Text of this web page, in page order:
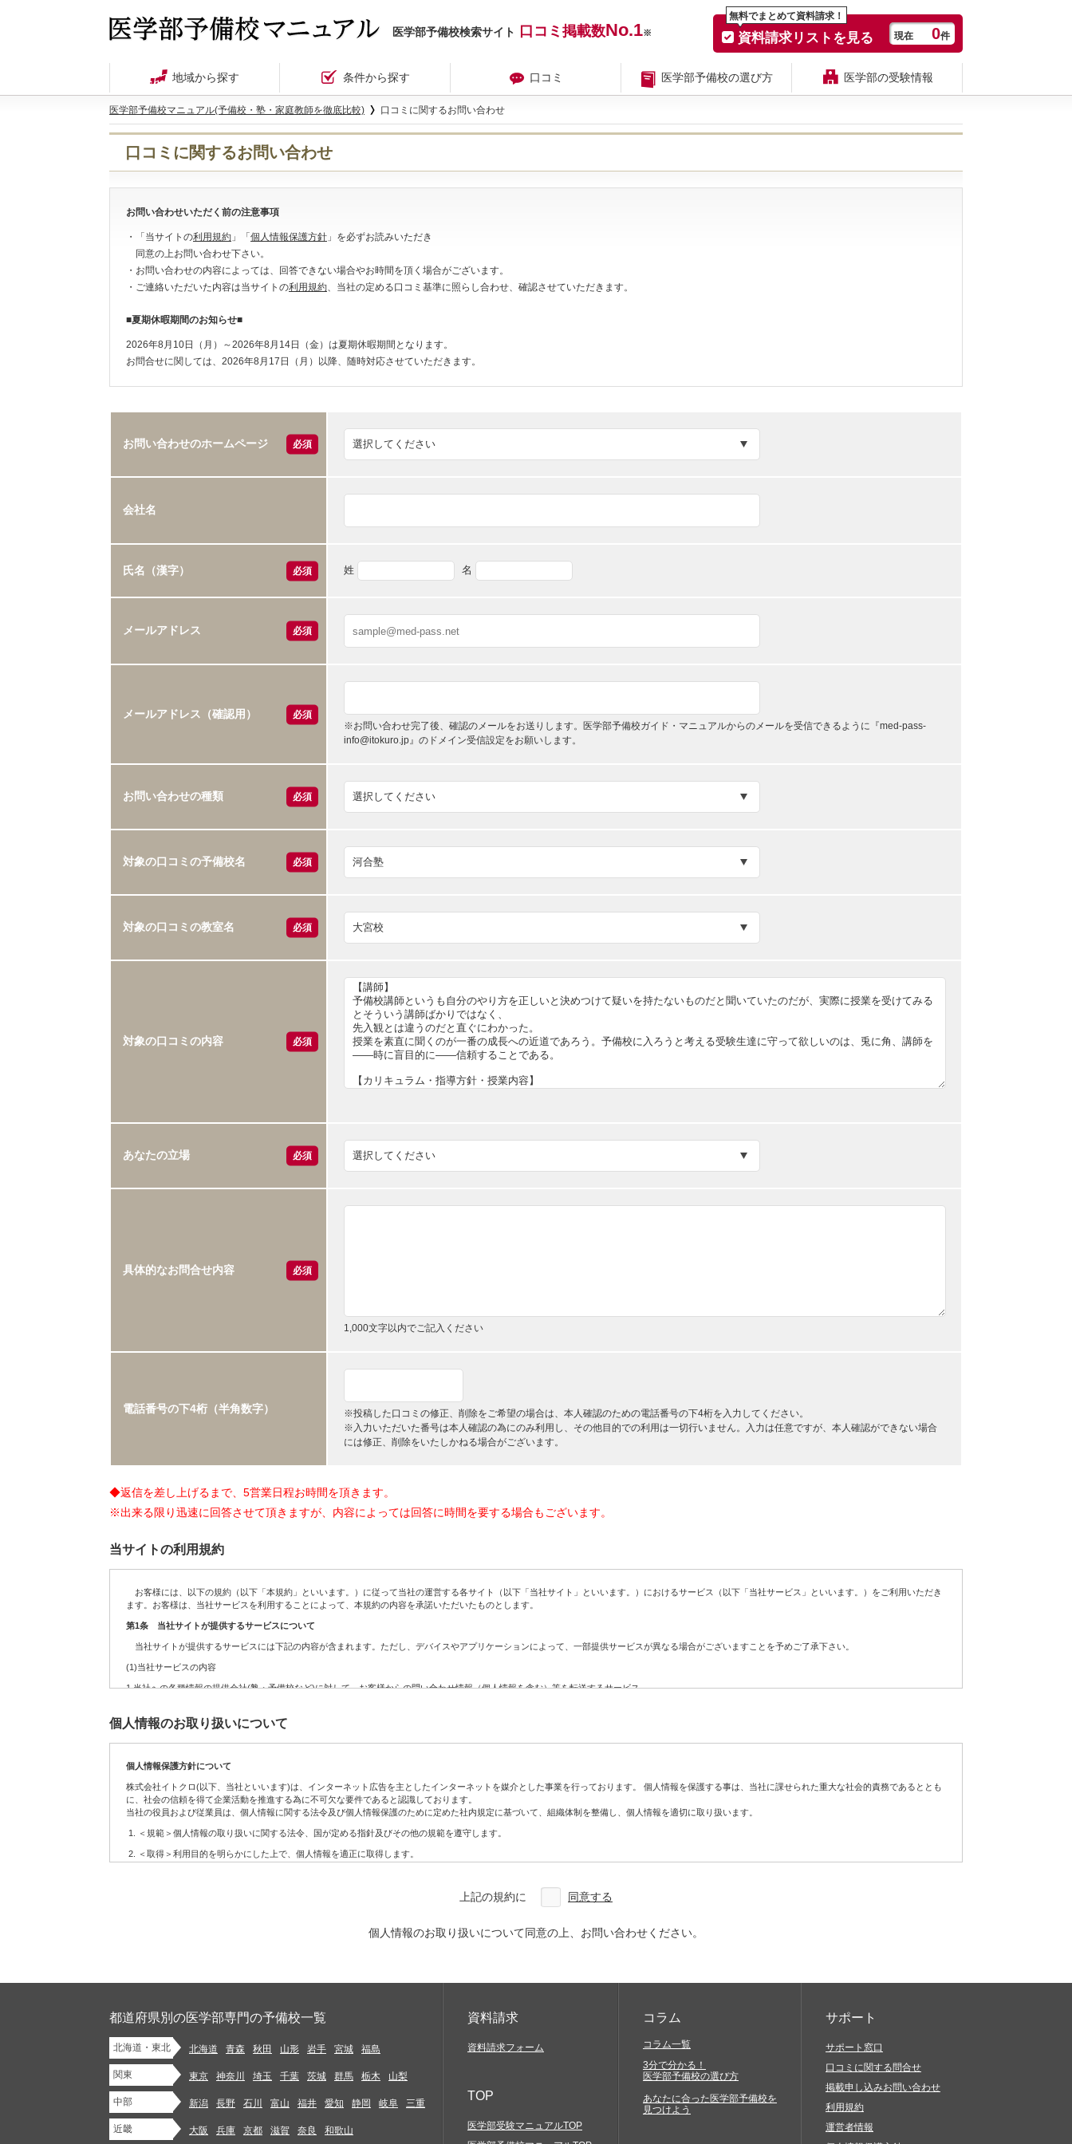
医学部予備校検索サイト 口コミ掲載数No.1※
無料でまとめて資料請求！
資料請求リストを見る 現在 0件
地域から探す 条件から探す 口コミ 医学部予備校の選び方 医学部の受験情報
医学部予備校マニュアル(予備校・塾・家庭教師を徹底比較) 口コミに関するお問い合わせ
口コミに関するお問い合わせ
お問い合わせいただく前の注意事項
・「当サイトの利用規約 」「 個人情報保護方針 」を必ずお読みいただき
同意の上お問い合わせ下さい。
・お問い合わせの内容によっては、回答できない場合やお時間を頂く場合がございます。
・ご連絡いただいた内容は当サイトの利用規約、当社の定める口コミ基準に照らし合わせ、確認させていただきます。
■夏期休暇期間のお知らせ■
2026年8月10日（月）～2026年8月14日（金）は夏期休暇期間となります。
お問合せに関しては、2026年8月17日（月）以降、随時対応させていただきます。
お問い合わせのホームページ 必須
会社名
氏名（漢字） 必須 姓 名
メールアドレス 必須
メールアドレス（確認用）
必須
※お問い合わせ完了後、確認のメールをお送りします。医学部予備校ガイド・マニュアルからのメールを受信できるように『med-pass-
info@itokuro.jp』のドメイン受信設定をお願いします。
お問い合わせの種類 必須
対象の口コミの予備校名 必須
対象の口コミの教室名 必須
対象の口コミの内容 必須
あなたの立場 必須
具体的なお問合せ内容 必須
1,000文字以内でご記入ください
電話番号の下4桁（半角数字）
※投稿した口コミの修正、削除をご希望の場合は、本人確認のための電話番号の下4桁を入力してください。
※入力いただいた番号は本人確認の為にのみ利用し、その他目的での利用は一切行いません。入力は任意ですが、本人確認ができない場合
には修正、削除をいたしかねる場合がございます。
◆返信を差し上げるまで、5営業日程お時間を頂きます。
※出来る限り迅速に回答させて頂きますが、内容によっては回答に時間を要する場合もございます。
当サイトの利用規約
お客様には、以下の規約（以下「本規約」といいます。）に従って当社の運営する各サイト（以下「当社サイト」といいます。）におけるサービス（以下「当社サービス」といいます。）をご利用いただき
ます。お客様は、当社サービスを利用することによって、本規約の内容を承諾いただいたものとします。
第1条 当社サイトが提供するサービスについて
当社サイトが提供するサービスには下記の内容が含まれます。ただし、デバイスやアプリケーションによって、一部提供サービスが異なる場合がございますことを予めご了承下さい。
(1)当社サービスの内容
1.当社への各種情報の提供会社(塾・予備校など)に対して、お客様からの問い合わせ情報（個人情報を含む）等を転送するサービス
3.定期・不定期に実施する各種のキャンペーンサービス
5.お客様が送信(発信)するコンテンツの募集、及び掲載
6.配信の許可を得たお客様に対して配信するメールマガジン・DM
7.その他上記に関連するサービス
(2)当社サービスの利用に当たって注意事項
お客様が当社サービスをご利用になる場合には、WEBにアクセスしていただく必要があります。お客様には、自らの責任と費用で必要な機器やソフトウェア、通信手段等をご用意いただき、それらを適切に
当社は当社サービスの内容の正確性・信頼性・完全性や確実な提供、アクセス結果などにつきましては一切保証しておりません。
2.未成年者の健全な保護育成を害するような行為をすること
3.法令や条例に違反する行為を行うこと
4.自分以外の人物を名乗ったり、代表権や代理権がないにもかかわらず会社などの組織を名乗ったり、または他の人物や組織と提携、協力関係にあると偽ったりすること（過失に基づき誤認した場合も含む）
5.他のお客様または第三者との間での、売買等金銭的な利害の発生する行為及び代価性のない物品の交換や贈与等経済的な利害関係の生じること、並びにその他営利を目的とする一切のこと
6. 商業用の広告、宣伝を目的としたコンテンツ、ジャンクメール、スパムメール、チェーンレター、無限連鎖講、その他勧誘を目的とするコンテンツを送信（発信）すること
7. 法令または本規約において認められている場合を除き、当社サイトの提供する情報を当社の事前の同意なく、複写、もしくはその他の方法により再生、複製、公開、送信、頒布、翻訳、翻案、転載、再利用
個人情報のお取り扱いについて
個人情報保護方針について
株式会社イトクロ(以下、当社といいます)は、インターネット広告を主としたインターネットを媒介とした事業を行っております。 個人情報を保護する事は、当社に課せられた重大な社会的責務であるととも
に、社会の信頼を得て企業活動を推進する為に不可欠な要件であると認識しております。
当社の役員および従業員は、個人情報に関する法令及び個人情報保護のために定めた社内規定に基づいて、組織体制を整備し、個人情報を適切に取り扱います。
＜規範＞個人情報の取り扱いに関する法令、国が定める指針及びその他の規範を遵守します。
＜取得＞利用目的を明らかにした上で、個人情報を適正に取得します。
＜安全管理＞個人情報への不正アクセス、紛失、破壊、改ざん、漏えいなどの危険を十分に認識し、合理的な安全対策を実施するとともに、問題が発生した場合は適切な是正措置を講じ、個人情報の厳重な
＜開示・苦情＞当社では、取り扱う個人情報について、本人から開示、訂正、利用停止、削除及び苦情相談等のお問い合わせがあった場合は法律に基づき適正に対応します。
改訂：2007年7月30日
改訂：2013年12月10日
株式会社イトクロ 代表取締役 CEO 山木 学
代表取締役 COO 領下 崇
【個人情報に関するお問い合わせ】
株式会社イトクロ 開発部長info.privacy@itokuro.jp
〒141-0021 東京都品川区上大崎３丁目１番１号 JR東急目黒ビル4F
当社における個人情報の取扱いについて
上記の規約に 同意する
個人情報のお取り扱いについて同意の上、お問い合わせください。
都道府県別の医学部専門の予備校一覧
北海道・東北 北海道 青森 秋田 山形 岩手 宮城 福島
関東 東京 神奈川 埼玉 千葉 茨城 群馬 栃木 山梨
中部 新潟 長野 石川 富山 福井 愛知 静岡 岐阜 三重
近畿 大阪 兵庫 京都 滋賀 奈良 和歌山
資料請求
資料請求フォーム
TOP
医学部受験マニュアルTOP
コラム
コラム一覧
3分で分かる！
医学部予備校の選び方
あなたに合った医学部予備校を
見つけよう
サポート
サポート窓口
口コミに関する問合せ
掲載申し込みお問い合わせ
利用規約
運営者情報